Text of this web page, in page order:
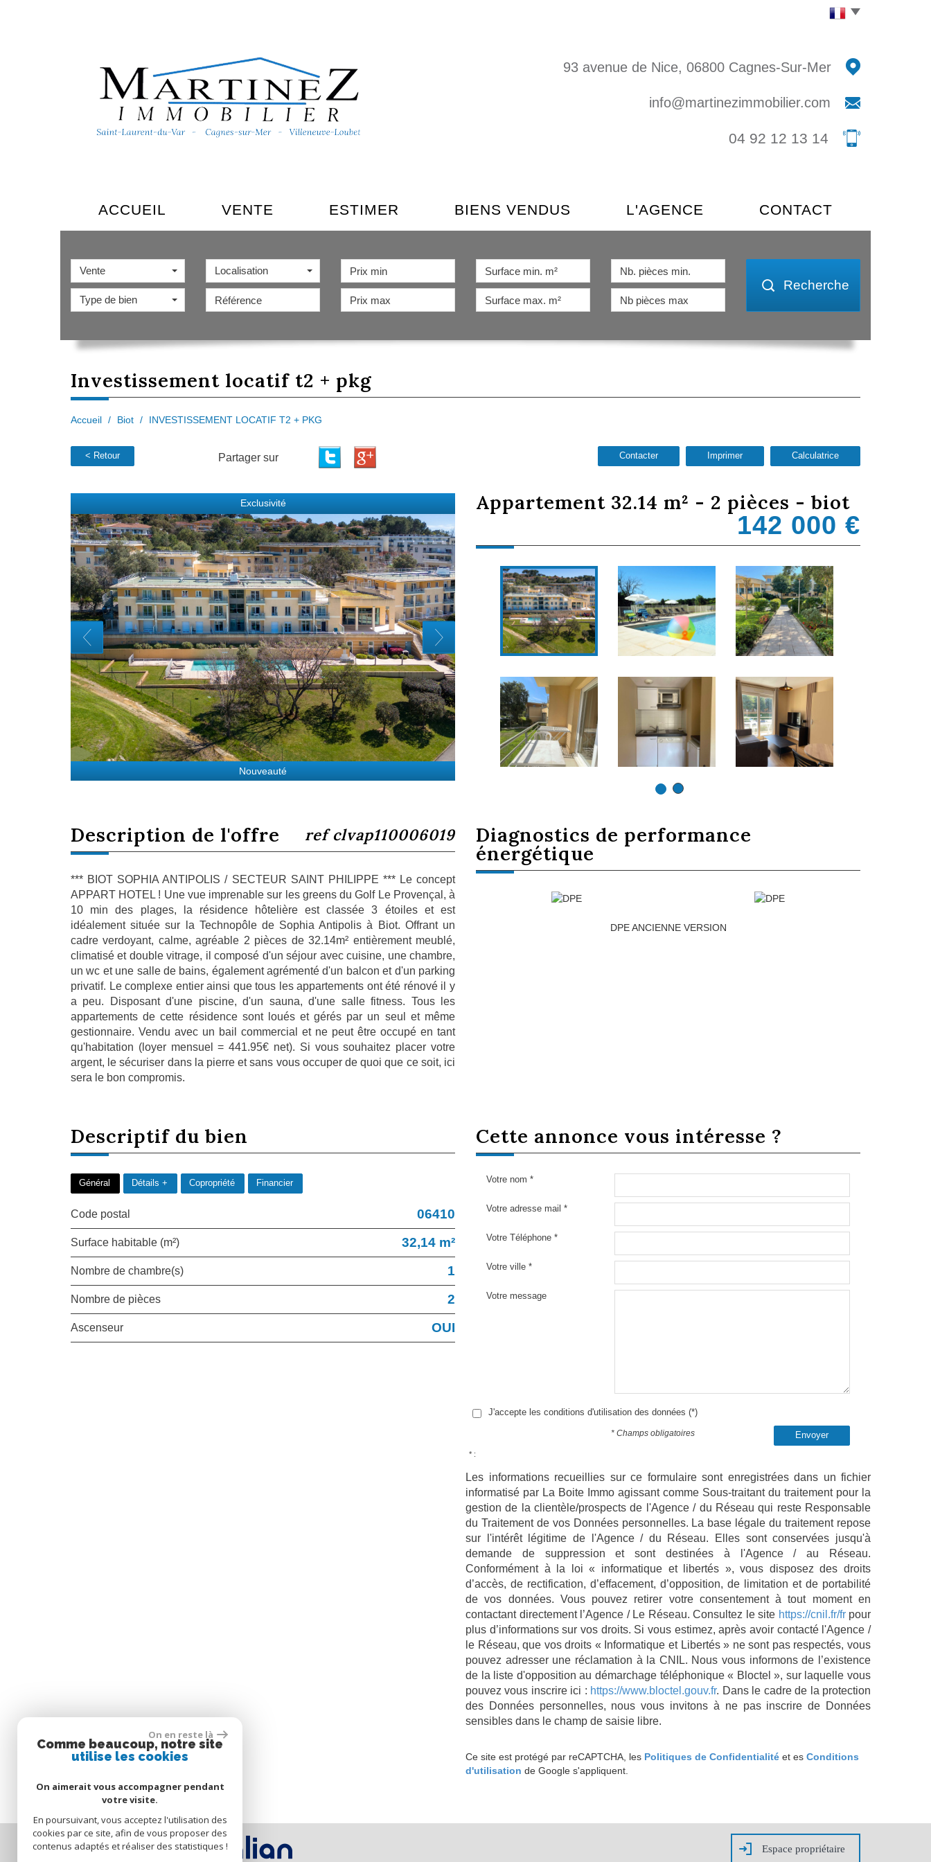
93 avenue de Nice, 06800 Cagnes-Sur-Mer
info@martinezimmobilier.com
04 92 12 13 14
ACCUEIL VENTE ESTIMER BIENS VENDUS L'AGENCE CONTACT
Vente
Type de bien
Localisation
Recherche
investissement locatif t2 + pkg
Accueil Biot INVESTISSEMENT LOCATIF T2 + PKG
< Retour Partager sur Contacter Imprimer Calculatrice
Exclusivité
Nouveauté
appartement 32.14 m² - 2 pièces - biot
142 000 €
description de l'offre ref clvap110006019
*** BIOT SOPHIA ANTIPOLIS / SECTEUR SAINT PHILIPPE *** Le concept
APPART HOTEL ! Une vue imprenable sur les greens du Golf Le Provençal, à
10 min des plages, la résidence hôtelière est classée 3 étoiles et est
idéalement située sur la Technopôle de Sophia Antipolis à Biot. Offrant un
cadre verdoyant, calme, agréable 2 pièces de 32.14m² entièrement meublé,
climatisé et double vitrage, il composé d'un séjour avec cuisine, une chambre,
un wc et une salle de bains, également agrémenté d'un balcon et d'un parking
privatif. Le complexe entier ainsi que tous les appartements ont été rénové il y
a peu. Disposant d'une piscine, d'un sauna, d'une salle fitness. Tous les
appartements de cette résidence sont loués et gérés par un seul et même
gestionnaire. Vendu avec un bail commercial et ne peut être occupé en tant
qu'habitation (loyer mensuel = 441.95€ net). Si vous souhaitez placer votre
argent, le sécuriser dans la pierre et sans vous occuper de quoi que ce soit, ici
sera le bon compromis.
diagnostics de performance
énergétique
DPE ANCIENNE VERSION
descriptif du bien
Général Détails + Copropriété Financier
Code postal 06410
Surface habitable (m²) 32,14 m²
Nombre de chambre(s) 1
Nombre de pièces 2
Ascenseur OUI
cette annonce vous intéresse ?
Votre nom *
Votre adresse mail *
Votre Téléphone *
Votre ville *
Votre message
J'accepte les conditions d'utilisation des données (*)
Envoyer
* Champs obligatoires
* :
Les informations recueillies sur ce formulaire sont enregistrées dans un fichier
informatisé par La Boite Immo agissant comme Sous-traitant du traitement pour la
gestion de la clientèle/prospects de l'Agence / du Réseau qui reste Responsable
du Traitement de vos Données personnelles. La base légale du traitement repose
sur l'intérêt légitime de l'Agence / du Réseau. Elles sont conservées jusqu'à
demande de suppression et sont destinées à l'Agence / au Réseau.
Conformément à la loi « informatique et libertés », vous disposez des droits
d’accès, de rectification, d’effacement, d’opposition, de limitation et de portabilité
de vos données. Vous pouvez retirer votre consentement à tout moment en
contactant directement l’Agence / Le Réseau. Consultez le site https://cnil.fr/frpour
plus d’informations sur vos droits. Si vous estimez, après avoir contacté l'Agence /
le Réseau, que vos droits « Informatique et Libertés » ne sont pas respectés, vous
pouvez adresser une réclamation à la CNIL. Nous vous informons de l’existence
de la liste d'opposition au démarchage téléphonique « Bloctel », sur laquelle vous
pouvez vous inscrire ici : https://www.bloctel.gouv.fr. Dans le cadre de la protection
des Données personnelles, nous vous invitons à ne pas inscrire de Données
sensibles dans le champ de saisie libre.
Ce site est protégé par reCAPTCHA, les Politiques de Confidentialité et es Conditions
d'utilisation de Google s'appliquent.
Espace propriétaire
On en reste là
Comme beaucoup, notre site
utilise les cookies
On aimerait vous accompagner pendant
votre visite.
En poursuivant, vous acceptez l'utilisation des
cookies par ce site, afin de vous proposer des
contenus adaptés et réaliser des statistiques !